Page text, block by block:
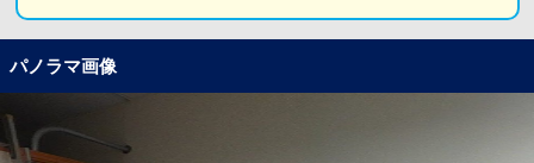
パノラマ画像